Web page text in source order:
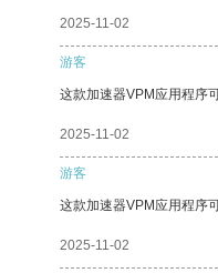
2025-11-02
游客
这款加速器VPM应用程序
2025-11-02
游客
这款加速器VPM应用程序
2025-11-02